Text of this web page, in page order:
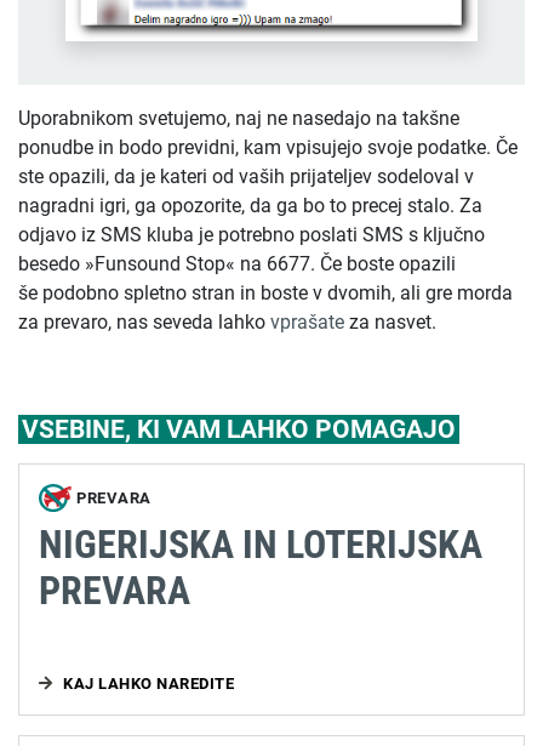
Uporabnikom svetujemo, naj ne nasedajo na takšne
ponudbe in bodo previdni, kam vpisujejo svoje podatke. Če
ste opazili, da je kateri od vaših prijateljev sodeloval v
nagradni igri, ga opozorite, da ga bo to precej stalo. Za
odjavo iz SMS kluba je potrebno poslati SMS s ključno
besedo »Funsound Stop« na 6677. Če boste opazili
še podobno spletno stran in boste v dvomih, ali gre morda
za prevaro, nas seveda lahko vprašate za nasvet.
VSEBINE, KI VAM LAHKO POMAGAJO
PREVARA
NIGERIJSKA IN LOTERIJSKA
PREVARA
KAJ LAHKO NAREDITE